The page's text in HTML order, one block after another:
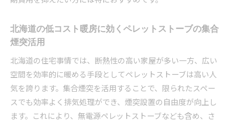
北海道の低コスト暖房に効くペレットストーブの集合
煙突活用
北海道の住宅事情では、断熱性の高い家屋が多い一方、広い
空間を効率的に暖める手段としてペレットストーブは高い人
気を誇ります。集合煙突を活用することで、限られたスペー
スでも効率よく排気処理ができ、煙突設置の自由度が向上し
ます。これにより、無電源ペレットストーブなども含め、さ